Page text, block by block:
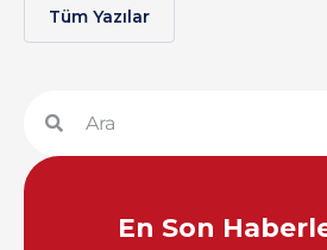
Tüm Yazılar
En Son